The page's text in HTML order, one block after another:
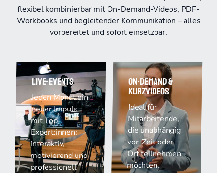
flexibel kombinierbar mit On-Demand-Videos, PDF-
Workbooks und begleitender Kommunikation – alles
vorbereitet und sofort einsetzbar.
Live-Events
Jeden Monat ein
neuer Impuls
mit Top-
Expert:innen:
interaktiv,
motivierend und
professionell
On-Demand &
Kurzvideos
Ideal für
Mitarbeitende,
die unabhängig
von Zeit oder
Ort teilnehmen
möchten.